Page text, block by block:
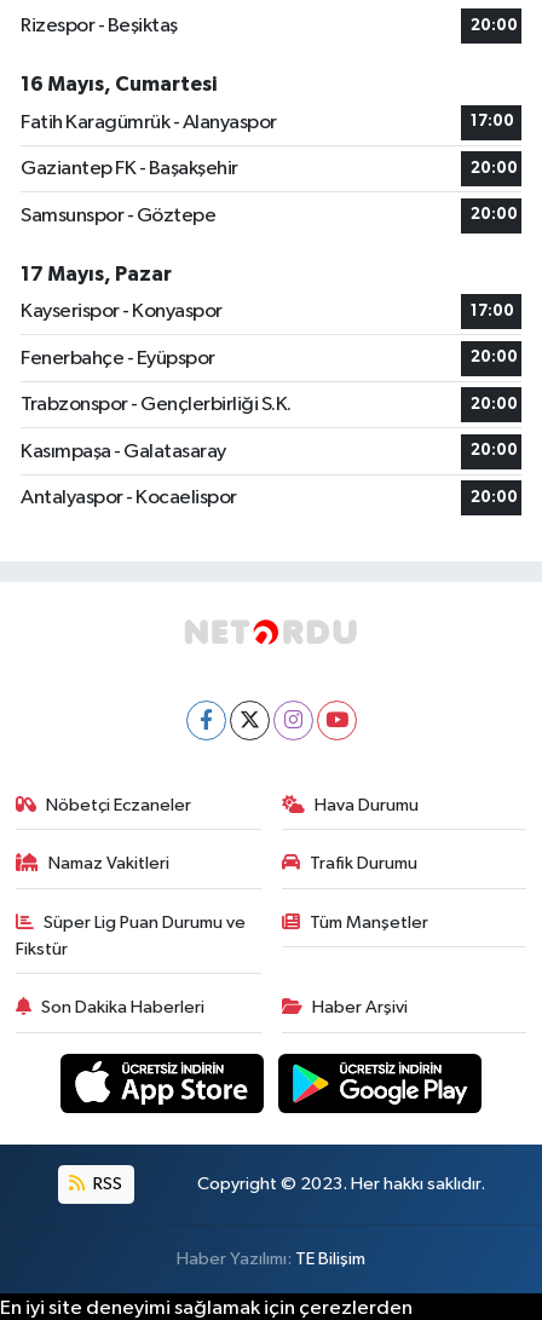
Rizespor - Beşiktaş
20:00
16 Mayıs, Cumartesi
Fatih Karagümrük - Alanyaspor
17:00
Gaziantep FK - Başakşehir 20:00
Samsunspor - Göztepe 20:00
17 Mayıs, Pazar
Kayserispor - Konyaspor
17:00
Fenerbahçe - Eyüpspor 20:00
Trabzonspor - Gençlerbirliği S.K. 20:00
Kasımpaşa - Galatasaray 20:00
Antalyaspor - Kocaelispor 20:00
Nöbetçi Eczaneler Hava Durumu
Namaz Vakitleri Trafik Durumu
Süper Lig Puan Durumu ve
Fikstür
Tüm Manşetler
Son Dakika Haberleri Haber Arşivi
RSS Copyright © 2023. Her hakkı saklıdır.
Haber Yazılımı: TE Bilişim
En iyi site deneyimi sağlamak için çerezlerden